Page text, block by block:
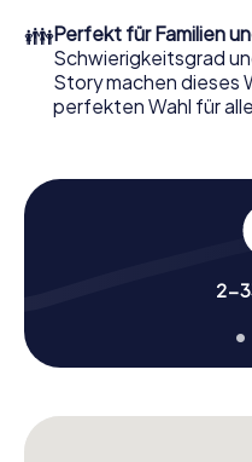
Teambuilding und eine
Weihnachtsthematik.
einen unvergesslichen
unser X-Mas Adventure
👪Perfekt für Familien
Schwierigkeitsgrad
Story machen dieses
perfekten Wahl für
2-